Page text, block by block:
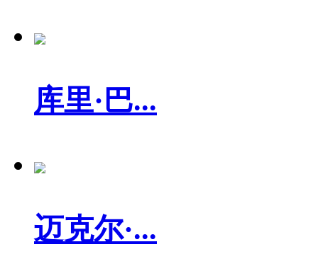
库里·巴...
迈克尔·...